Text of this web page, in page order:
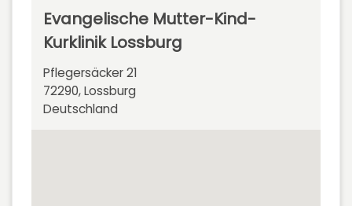
Evangelische Mutter-Kind-
Kurklinik Lossburg
Pflegersäcker 21
72290, Lossburg
Deutschland